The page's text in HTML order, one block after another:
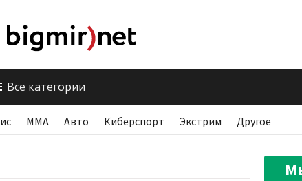
Все категории
ММА Авто Киберспорт Экстрим Другое